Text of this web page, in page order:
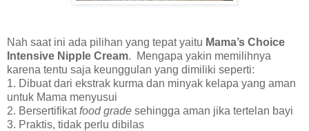
Nah saat ini ada pilihan yang tepat yaitu Mama’s Choice
Intensive Nipple Cream. Mengapa yakin memilihnya
karena tentu saja keunggulan yang dimiliki seperti:
1. Dibuat dari ekstrak kurma dan minyak kelapa yang aman
untuk Mama menyusui
2. Bersertifikatfood grade sehingga aman jika tertelan bayi
3. Praktis, tidak perlu dibilas